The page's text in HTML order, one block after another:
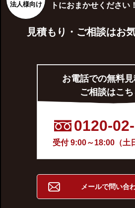
法人様向け
トにおまかせください！
見積もり・ご相談はお
お電話での無料見
ご相談はこち
0120-
受付 9:00～18:00（土
メールで問い合